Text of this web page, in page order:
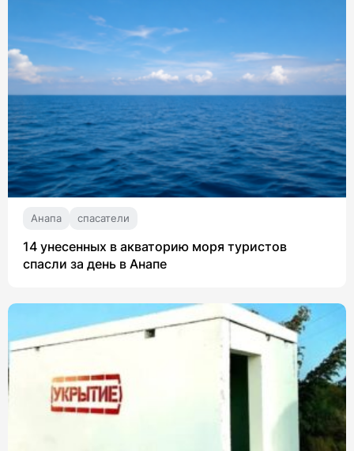
Анапа спасатели
14 унесенных в акваторию моря туристов
спасли за день в Анапе